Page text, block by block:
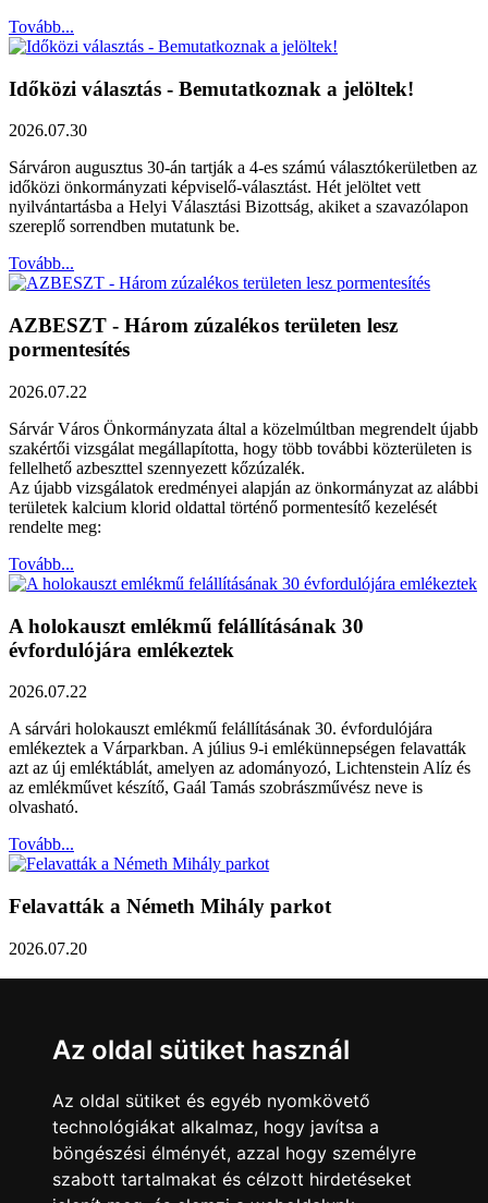
Az oldal sütiket használ
Az oldal sütiket és egyéb nyomkövető
technológiákat alkalmaz, hogy javítsa a
böngészési élményét, azzal hogy személyre
szabott tartalmakat és célzott hirdetéseket
Tovább...
Időközi választás - Bemutatkoznak a jelöltek!
2026.07.30
Sárváron augusztus 30-án tartják a 4-es számú választókerületben az
időközi önkormányzati képviselő-választást. Hét jelöltet vett
nyilvántartásba a Helyi Választási Bizottság, akiket a szavazólapon
szereplő sorrendben mutatunk be.
Tovább...
AZBESZT - Három zúzalékos területen lesz
pormentesítés
2026.07.22
Sárvár Város Önkormányzata által a közelmúltban megrendelt újabb
szakértői vizsgálat megállapította, hogy több további közterületen is
fellelhető azbeszttel szennyezett kőzúzalék.
Az újabb vizsgálatok eredményei alapján az önkormányzat az alábbi
területek kalcium klorid oldattal történő pormentesítő kezelését
rendelte meg:
Tovább...
A holokauszt emlékmű felállításának 30
évfordulójára emlékeztek
2026.07.22
A sárvári holokauszt emlékmű felállításának 30. évfordulójára
emlékeztek a Várparkban. A július 9-i emlékünnepségen felavatták
azt az új emléktáblát, amelyen az adományozó, Lichtenstein Alíz és
az emlékművet készítő, Gaál Tamás szobrászművész neve is
olvasható.
Tovább...
Felavatták a Németh Mihály parkot
2026.07.20
Közlemény a sárvári képviselő-testület rendkívüli
üléseiről